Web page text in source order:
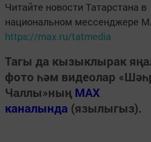
Читайте новости Татарстана в
национальном мессенджере
https://max.ru/tatmedia
Тагы да кызыклырак
фото һәм видеолар
Чаллы»ның MAX
каналында (язылыгыз).